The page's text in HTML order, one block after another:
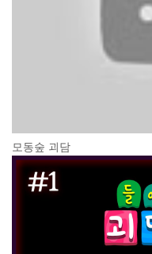
모동숲 괴담